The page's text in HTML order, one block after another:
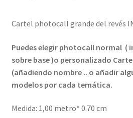
precios:
desde
€ 22,95
hasta
Cartel photocall grande del revés
Puedes elegir photocall normal (
sobre base )o personalizado
(añadiendo nombre .. o añadir
modelos por cada temática.
Medida: 1,00 metro* 0.70 cm